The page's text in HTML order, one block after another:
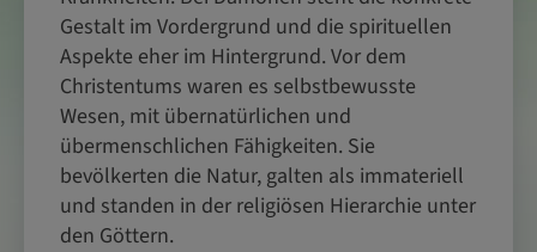
Gestalt im Vordergrund und die spirituellen
Aspekte eher im Hintergrund. Vor dem
Christentums waren es selbstbewusste
Wesen, mit übernatürlichen und
übermenschlichen Fähigkeiten. Sie
bevölkerten die Natur, galten als immateriell
und standen in der religiösen Hierarchie unter
den Göttern.